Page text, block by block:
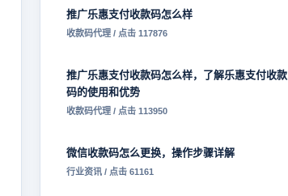
推广乐惠支付收款码怎么样
收款码代理 / 点击 117876
推广乐惠支付收款码怎么样，了解乐惠支付收款
码的使用和优势
收款码代理 / 点击 113950
微信收款码怎么更换，操作步骤详解
行业资讯 / 点击 61161